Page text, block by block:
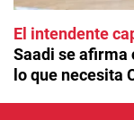
El intendente
Saadi se afirma
lo que necesita